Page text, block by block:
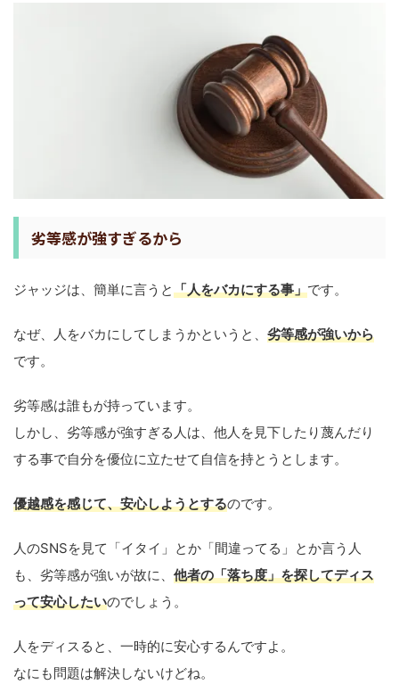
劣等感が強すぎるから
ジャッジは、簡単に言うと「人をバカにする事」です。
なぜ、人をバカにしてしまうかというと、 劣等感が強いから
です。
劣等感は誰もが持っています。
しかし、劣等感が強すぎる人は、他人を見下したり蔑んだり
する事で自分を優位に立たせて自信を持とうとします。
優越感を感じて、安心しようとするのです。
人のSNSを見て「イタイ」とか「間違ってる」とか言う人
も、劣等感が強いが故に、 他者の「落ち度」を探してディス
って安心したいのでしょう。
人をディスると、一時的に安心するんですよ。
なにも問題は解決しないけどね。